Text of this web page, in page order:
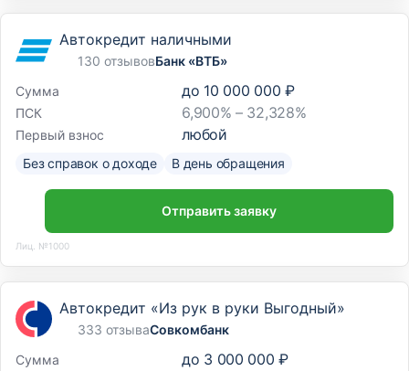
Автокредит наличными
130 отзывовБанк «ВТБ»
Сумма
до 10 000 000 ₽
ПСК 6,900% – 32,328%
Первый взнос любой
Без справок о доходе В день обращения
Отправить заявку
Лиц. №1000
Автокредит «Из рук в руки Выгодный»
333 отзываСовкомбанк
Сумма
до 3 000 000 ₽